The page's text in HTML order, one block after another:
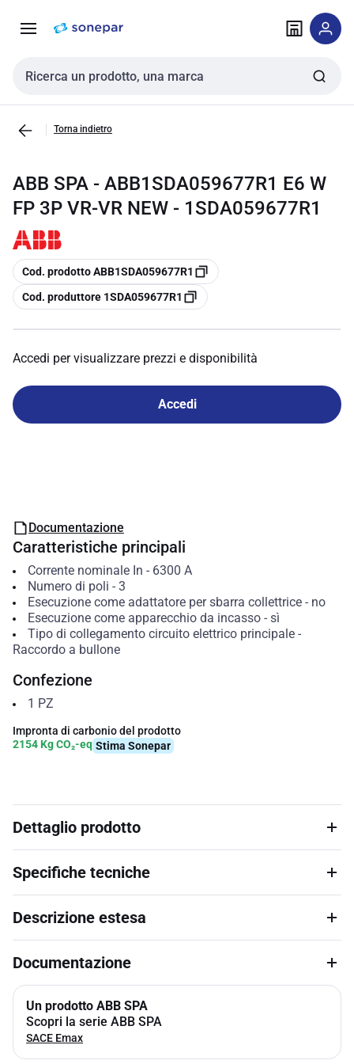
navigazione alla
Cerca input
Torna indietro
ABB SPA - ABB1SDA059677R1 E6 W
FP 3P VR-VR NEW - 1SDA059677R1
copia
Cod. prodotto ABB1SDA059677R1
copia
Cod. produttore 1SDA059677R1
Accedi per visualizzare prezzi e disponibilità
Accedi
Documentazione
Caratteristiche principali
Corrente nominale In - 6300 A
Numero di poli - 3
Esecuzione come adattatore per sbarra collettrice- no
Esecuzione come apparecchio da incasso- sì
Tipo di collegamento circuito elettrico principale-
Raccordo a bullone
Confezione
1 PZ
Impronta di carbonio del prodotto
2154 Kg CO₂-eq Stima Sonepar
Dettaglio prodotto
Specifiche tecniche
Descrizione estesa
Documentazione
Un prodotto ABB SPA
Scopri la serie ABB SPA
SACE Emax